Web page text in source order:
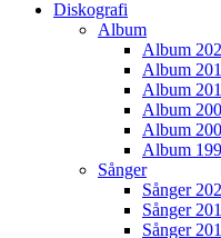
Diskografi
Album
Album
Album
Album
Album
Album
Album
Sånger
Sånger
Sånger
Sånger